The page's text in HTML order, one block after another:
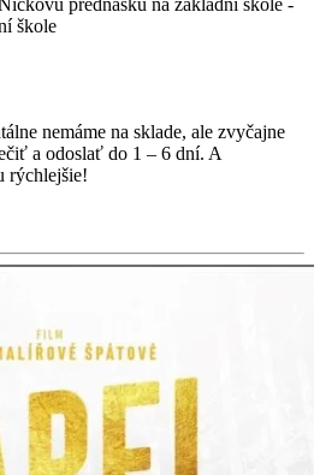
přednášku na základní škole -
škole
nemáme na sklade, ale zvyčajne
a odoslať do 1 – 6 dní. A
rýchlejšie!